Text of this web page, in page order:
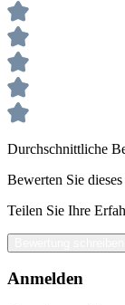
Durchschnittliche
Bewerten Sie
Teilen Sie Ihre
Anmelden